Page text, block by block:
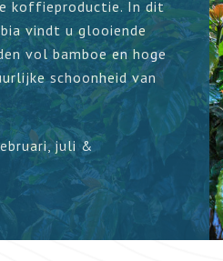
koffieproductie. In dit
vindt u glooiende
vol bamboe en hoge
schoonheid van
juli &